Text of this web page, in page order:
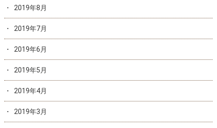
2019年8月
2019年7月
2019年6月
2019年5月
2019年4月
2019年3月